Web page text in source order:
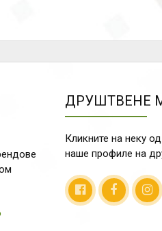
ДРУШТВЕНЕ
Кликните на неку
наше профиле на